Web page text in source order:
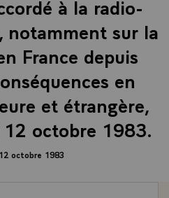
à la radio-
notamment sur la
France depuis
en
et étrangère,
12 octobre 1983.
octobre 1983